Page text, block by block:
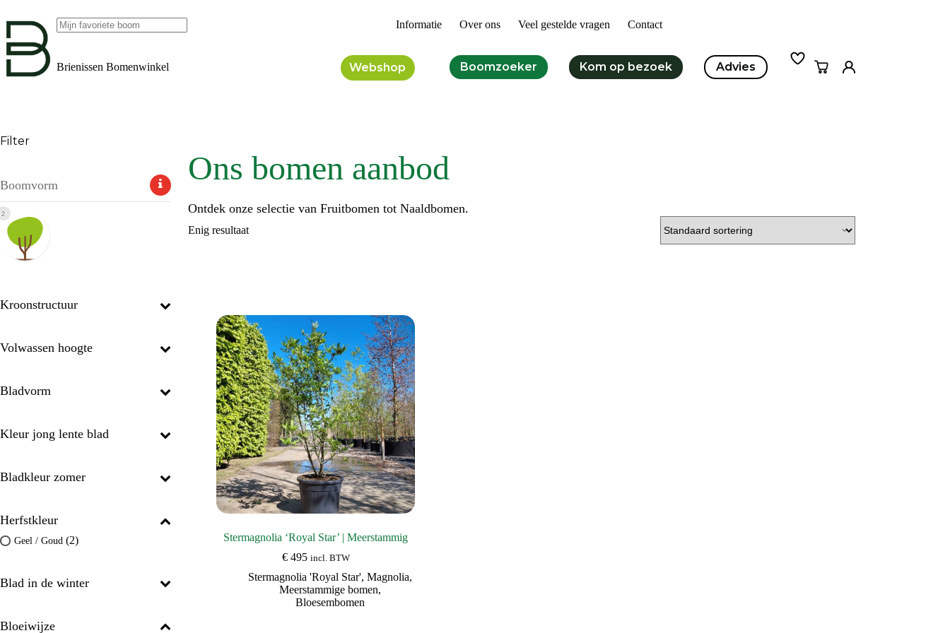
naar
inhoud
Informatie Over ons Veel gestelde vragen Contact
Brienissen Bomenwinkel Webshop Boomzoeker Kom op bezoek Advies Winkelwagen
Ons bomen aanbod
Ontdek onze selectie van Fruitbomen tot Naaldbomen.
Enig resultaat
Stermagnolia ‘Royal Star’ | Meerstammig
€495 incl. BTW
Stermagnolia 'Royal Star', Magnolia,
Meerstammige bomen,
Bloesembomen
Filter
Boomvorm
2
Kroonstructuur
Volwassen hoogte
Bladvorm
Kleur jong lente blad
Bladkleur zomer
Herfstkleur
Geel / Goud (2)
Blad in de winter
Bloeiwijze